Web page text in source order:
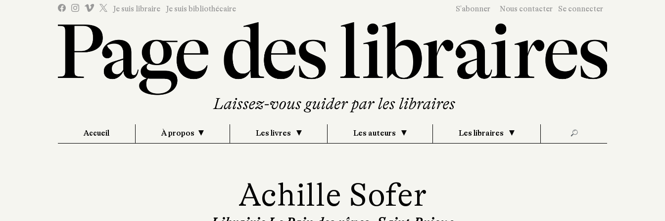
Je suis libraire Je suis bibliothécaire S'abonner Nous contacter Se connecter
Accueil À propos Les livres Les auteurs Les libraires 🔎
Achille Sofer